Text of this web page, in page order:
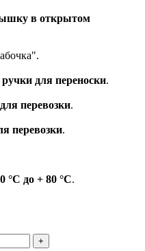
в открытом
ручки для переноски.
для перевозки.
перевозки.
°C до + 80 °C.